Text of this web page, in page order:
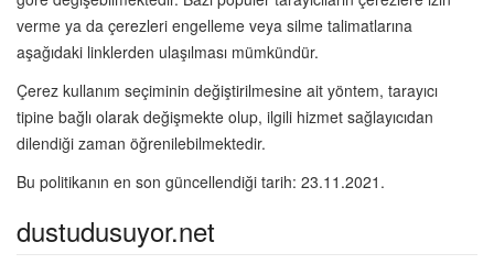
verme ya da çerezleri engelleme veya silme talimatlarına
aşağıdaki linklerden ulaşılması mümkündür.
Çerez kullanım seçiminin değiştirilmesine ait yöntem, tarayıcı
tipine bağlı olarak değişmekte olup, ilgili hizmet sağlayıcıdan
dilendiği zaman öğrenilebilmektedir.
Bu politikanın en son güncellendiği tarih: 23.11.2021.
dustudusuyor.net